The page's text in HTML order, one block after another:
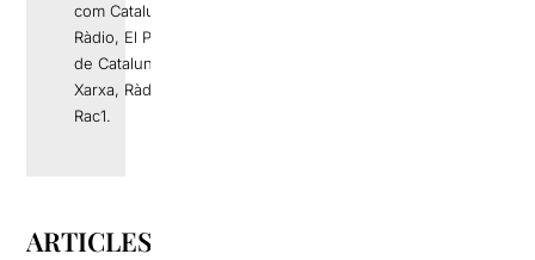
com Catalunya
Ràdio, El Periódico
de Catalunya, La
Xarxa, Ràdio 4 o
Rac1.
ARTICLES